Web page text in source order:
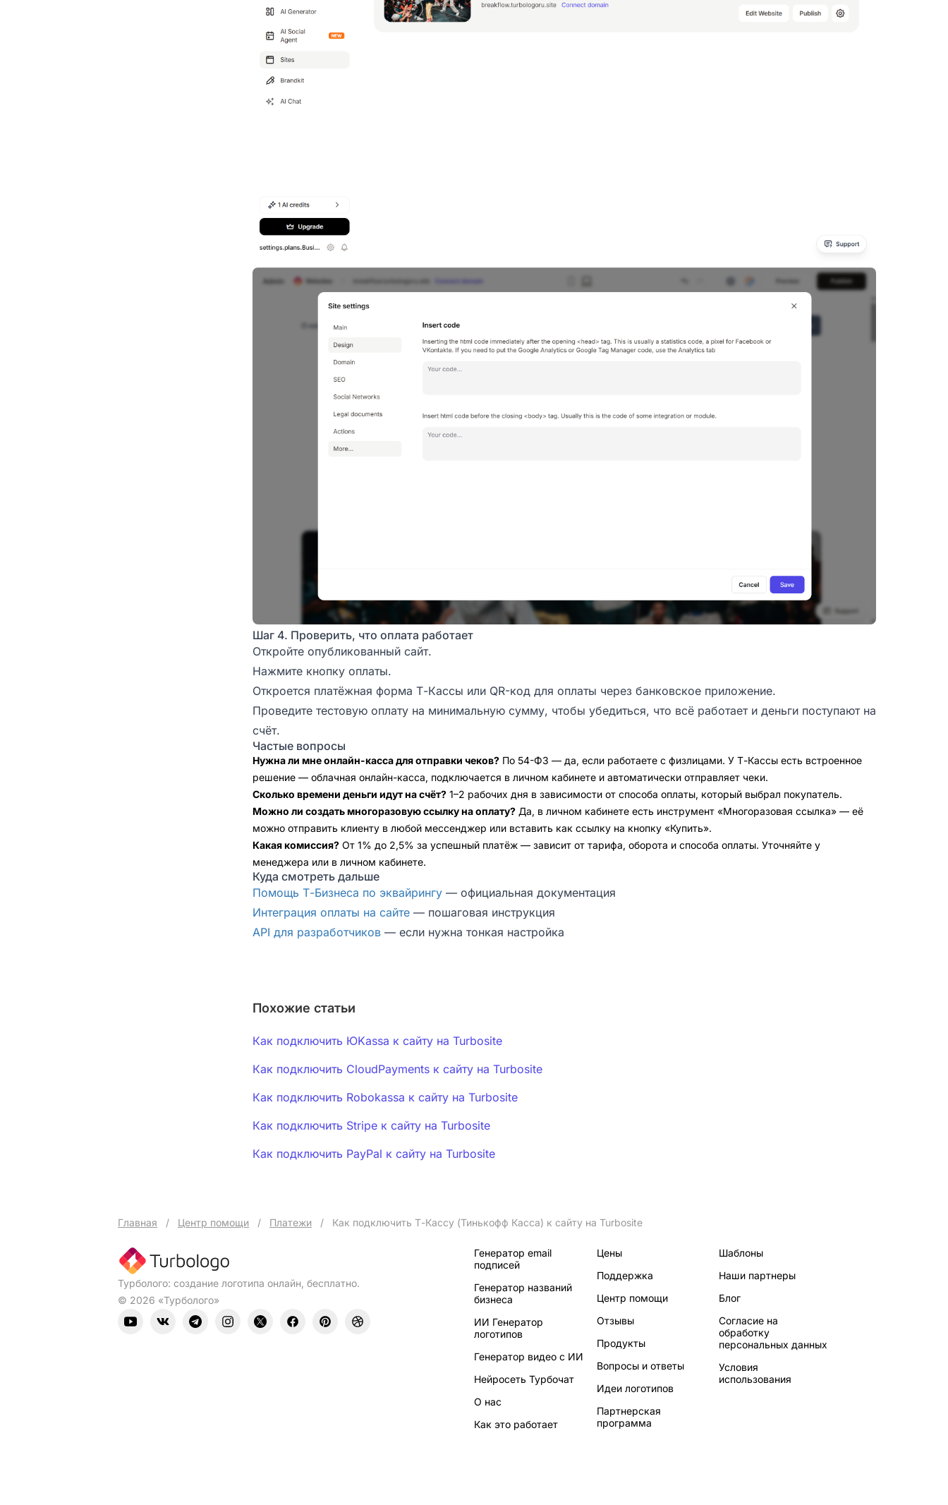
Шаг 4. Проверить, что оплата работает
Откройте опубликованный сайт.
Нажмите кнопку оплаты.
Откроется платёжная форма Т-Кассы или QR-код для оплаты через банковское приложение.
Проведите тестовую оплату на минимальную сумму, чтобы убедиться, что всё работает и деньги поступают на
счёт.
Частые вопросы
Нужна ли мне онлайн-касса для отправки чеков? По 54-ФЗ — да, если работаете с физлицами. У Т-Кассы есть встроенное
решение — облачная онлайн-касса, подключается в личном кабинете и автоматически отправляет чеки.
Сколько времени деньги идут на счёт? 1–2 рабочих дня в зависимости от способа оплаты, который выбрал покупатель.
Можно ли создать многоразовую ссылку на оплату? Да, в личном кабинете есть инструмент «Многоразовая ссылка» — её
можно отправить клиенту в любой мессенджер или вставить как ссылку на кнопку «Купить».
Какая комиссия? От 1% до 2,5% за успешный платёж — зависит от тарифа, оборота и способа оплаты. Уточняйте у
менеджера или в личном кабинете.
Куда смотреть дальше
Помощь Т-Бизнеса по эквайрингу — официальная документация
Интеграция оплаты на сайте — пошаговая инструкция
API для разработчиков — если нужна тонкая настройка
Похожие статьи
Как подключить ЮKassa к сайту на Turbosite
Как подключить CloudPayments к сайту на Turbosite
Как подключить Robokassa к сайту на Turbosite
Как подключить Stripe к сайту на Turbosite
Как подключить PayPal к сайту на Turbosite
Главная / Центр помощи / Платежи / Как подключить Т-Кассу (Тинькофф Касса) к сайту на Turbosite
Турболого: создание логотипа онлайн, бесплатно.
© 2026 «Турболого»
Генератор email
подписей
Генератор названий
бизнеса
ИИ Генератор
логотипов
Генератор видео с ИИ
Нейросеть Турбочат
О нас
Как это работает
Цены
Поддержка
Центр помощи
Отзывы
Продукты
Вопросы и ответы
Идеи логотипов
Партнерская
программа
Шаблоны
Наши партнеры
Блог
Согласие на
обработку
персональных данных
Условия
использования